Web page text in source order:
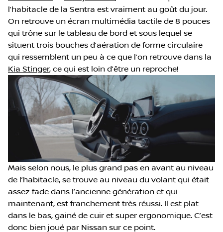
l’habitacle de la Sentra est vraiment au goût du jour.
On retrouve un écran multimédia tactile de 8 pouces
qui trône sur le tableau de bord et sous lequel se
situent trois bouches d’aération de forme circulaire
qui ressemblent un peu à ce que l’on retrouve dans la
Kia Stinger, ce qui est loin d’être un reproche!
Mais selon nous, le plus grand pas en avant au niveau
de l’habitacle, se trouve au niveau du volant qui était
assez fade dans l’ancienne génération et qui
maintenant, est franchement très réussi. Il est plat
dans le bas, gainé de cuir et super ergonomique. C’est
donc bien joué par Nissan sur ce point.